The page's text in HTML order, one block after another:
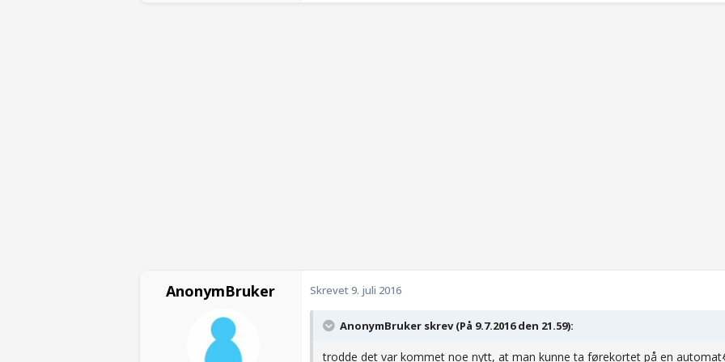
AnonymBruker Skrevet9. juli 2016
AnonymBruker skrev (På 9.7.2016 den 21.59):
trodde det var kommet noe nytt, at man kunne ta førekortet på en